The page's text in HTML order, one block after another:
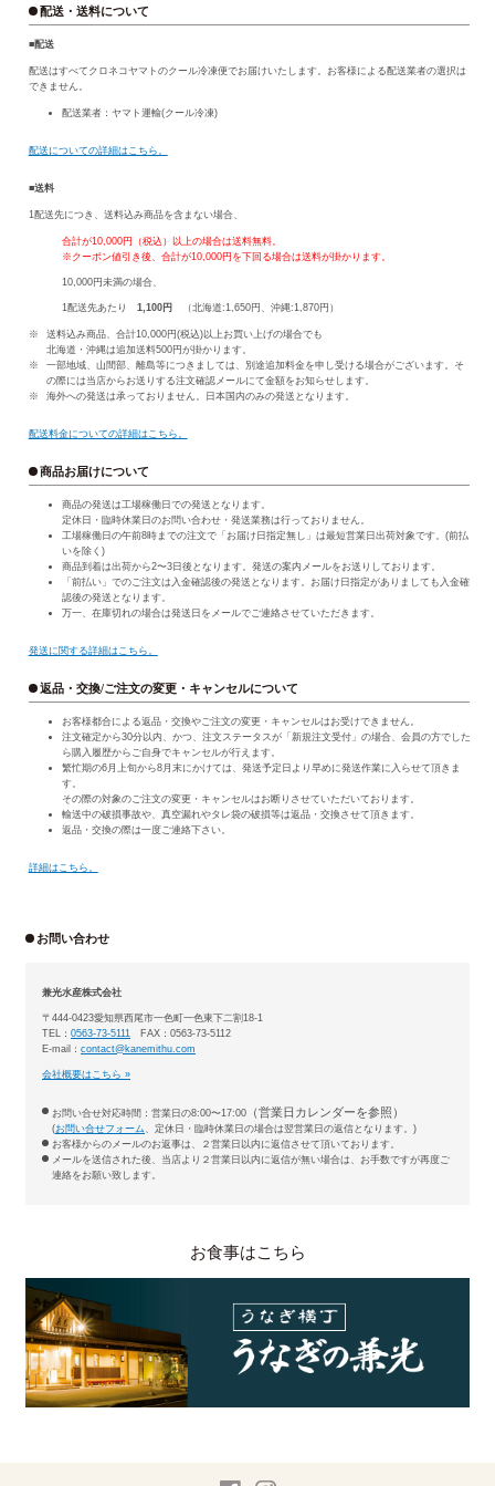
配送・送料について
■配送
配送はすべてクロネコヤマトのクール冷凍便でお届けいたします。お客様による配送業者の選択は
できません。
配送業者：ヤマト運輸(クール冷凍)
配送についての詳細はこちら。
■送料
1配送先につき、送料込み商品を含まない場合、
合計が10,000円（税込）以上の場合は送料無料。
※クーポン値引き後、合計が10,000円を下回る場合は送料が掛かります。
10,000円未満の場合、
1配送先あたり 1,100円 （北海道:1,650円、沖縄:1,870円）
送料込み商品、合計10,000円(税込)以上お買い上げの場合でも
北海道・沖縄は追加送料500円が掛かります。
一部地域、山間部、離島等につきましては、別途追加料金を申し受ける場合がございます。そ
の際には当店からお送りする注文確認メールにて金額をお知らせします。
海外への発送は承っておりません。日本国内のみの発送となります。
配送料金についての詳細はこちら。
商品お届けについて
商品の発送は工場稼働日での発送となります。
定休日・臨時休業日のお問い合わせ・発送業務は行っておりません。
工場稼働日の午前8時までの注文で「お届け日指定無し」は最短営業日出荷対象です。(前払
いを除く)
商品到着は出荷から2〜3日後となります。発送の案内メールをお送りしております。
「前払い」でのご注文は入金確認後の発送となります。お届け日指定がありましても入金確
認後の発送となります。
万一、在庫切れの場合は発送日をメールでご連絡させていただきます。
発送に関する詳細はこちら。
返品・交換/ご注文の変更・キャンセルについて
お客様都合による返品・交換やご注文の変更・キャンセルはお受けできません。
注文確定から30分以内、かつ、注文ステータスが「新規注文受付」の場合、会員の方でした
ら購入履歴からご自身でキャンセルが行えます。
繁忙期の6月上旬から8月末にかけては、発送予定日より早めに発送作業に入らせて頂きま
す。
その際の対象のご注文の変更・キャンセルはお断りさせていただいております。
輸送中の破損事故や、真空漏れやタレ袋の破損等は返品・交換させて頂きます。
返品・交換の際は一度ご連絡下さい。
詳細はこちら。
お問い合わせ
兼光水産株式会社
〒444-0423愛知県西尾市一色町一色東下二割18-1
TEL： 0563-73-5111 FAX：0563-73-5112
E-mail： contact@kanemithu.com
会社概要はこちら »
お問い合せ対応時間：営業日の8:00〜17:00 （営業日カレンダーを参照）
(お問い合せフォーム 、定休日・臨時休業日の場合は翌営業日の返信となります。)
お客様からのメールのお返事は、２営業日以内に返信させて頂いております。
メールを送信された後、当店より２営業日以内に返信が無い場合は、お手数ですが再度ご
連絡をお願い致します。
お食事はこちら